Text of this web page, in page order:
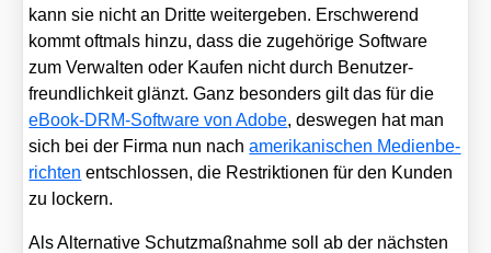
kann sie nicht an Drit­te wei­ter­ge­ben. Erschwe­rend
kommt oft­mals hin­zu, dass die zuge­hö­ri­ge Soft­ware
zum Ver­wal­ten oder Kau­fen nicht durch Benut­zer­
freund­lich­keit glänzt. Ganz beson­ders gilt das für die
eBook-DRM-Soft­ware von Ado­be, des­we­gen hat man
sich bei der Fir­ma nun nachame­ri­ka­ni­schen Medi­en­be­
rich­ten ent­schlos­sen, die Restrik­tio­nen für den Kun­den
zu lockern.
Als Alter­na­ti­ve Schutz­maß­nah­me soll ab der nächs­ten